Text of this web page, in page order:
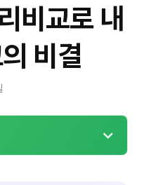
비교로 내
비결